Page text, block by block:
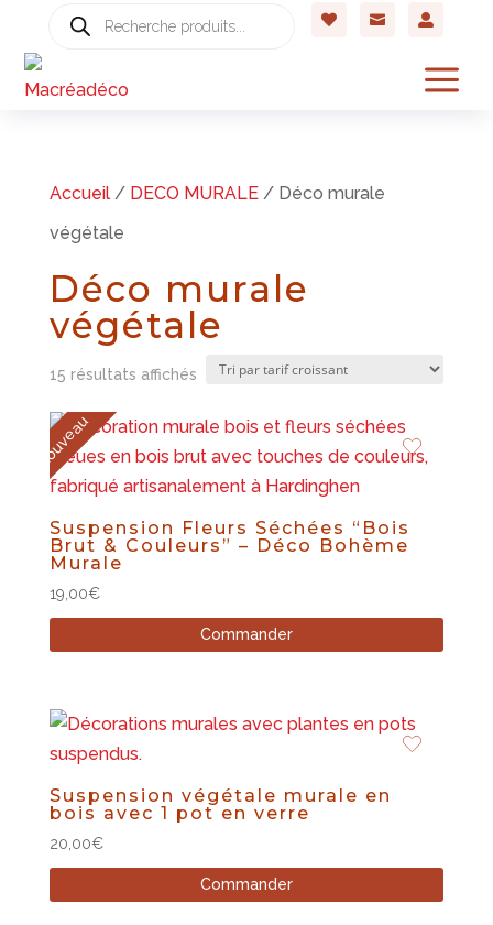
Recherche
de
  
a
Accueil/ DECO MURALE/ Déco murale
végétale
Déco murale
végétale
15 résultats affichésTrié
prix
croissant
Nouveau
Suspension Fleurs Séchées “Bois
Brut & Couleurs” – Déco Bohème
Murale
19,00€
Commander
Suspension végétale murale en
bois avec 1 pot en verre
20,00€
Commander